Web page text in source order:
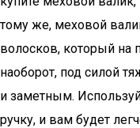
тому же, меховой
волосков, который на
наоборот, под силой
и заметным.
ручку, и вам будет